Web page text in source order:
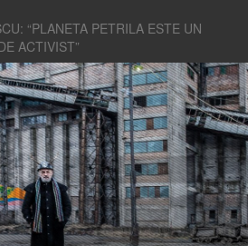
“PLANETA PETRILA ESTE UN
ACTIVIST”